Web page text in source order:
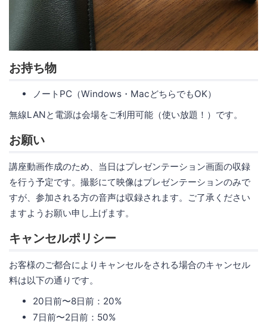
お持ち物
ノートPC（Windows・MacどちらでもOK）
無線LANと電源は会場をご利用可能（使い放題！）です。
お願い
講座動画作成のため、当日はプレゼンテーション画面の収録
を行う予定です。撮影にて映像はプレゼンテーションのみで
すが、参加される方の音声は収録されます。ご了承ください
ますようお願い申し上げます。
キャンセルポリシー
お客様のご都合によりキャンセルをされる場合のキャンセル
料は以下の通りです。
20日前〜8日前：20%
7日前〜2日前：50%